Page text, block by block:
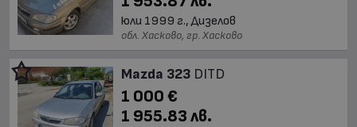
юли 1999 г., Дизелов
обл. Хасково, гр. Хасково
Mazda 323 DITD
1 000 €
1 955.83 лв.